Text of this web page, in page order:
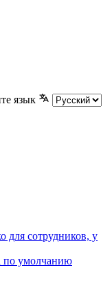
язык
для сотрудников, у
по умолчанию